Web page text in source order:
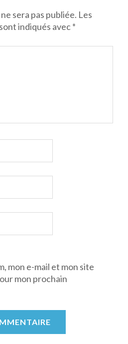
sera pas publiée. Les
indiqués avec*
mon e-mail et mon site
mon prochain